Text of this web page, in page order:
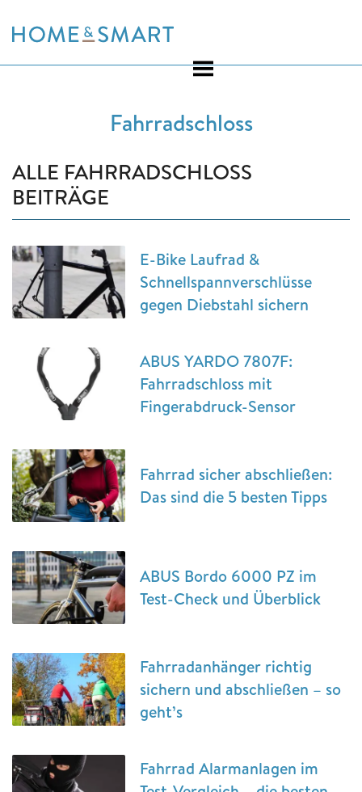
to
Fahrradschloss
ALLE FAHRRADSCHLOSS
BEITRÄGE
E-Bike Laufrad &
Schnellspannverschlüsse
gegen Diebstahl sichern
ABUS YARDO 7807F:
Fahrradschloss mit
Fingerabdruck-Sensor
Fahrrad sicher abschließen:
Das sind die 5 besten Tipps
ABUS Bordo 6000 PZ im
Test-Check und Überblick
Fahrradanhänger richtig
sichern und abschließen – so
geht’s
Fahrrad Alarmanlagen im